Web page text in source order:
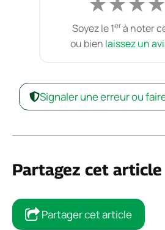
Soyez le 1erà noter
ou bien laissez un
Signaler une erreur ou
Partagez cet
Partager cet article